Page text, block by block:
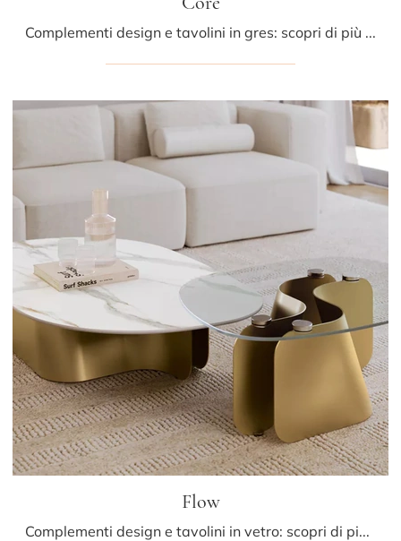
Complementi design e tavolini in gres: scopri di più sul modello Core di Bontempi e potrai completare i tuoi interni.
Flow
Complementi design e tavolini in vetro: scopri di più sul modello Flow di Bontempi e potrai valorizzare i tuoi spazi.